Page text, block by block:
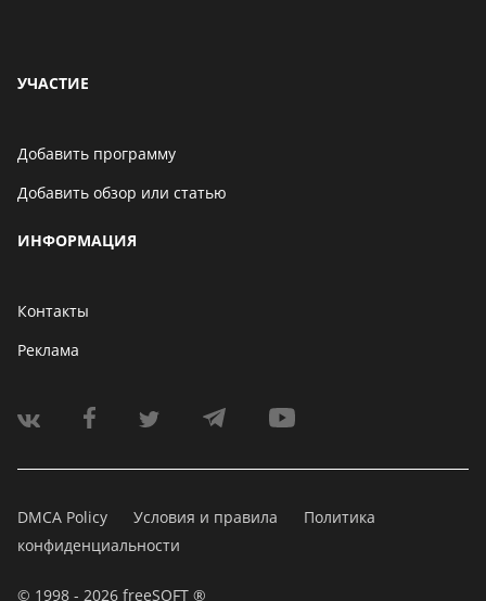
УЧАСТИЕ
Добавить программу
Добавить обзор или статью
ИНФОРМАЦИЯ
Контакты
Реклама
DMCA Policy Условия и правила
Политика
конфиденциальности
© 1998 - 2026 freeSOFT ®